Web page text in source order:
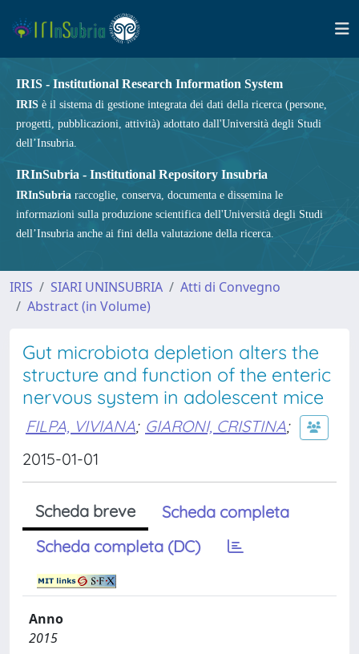
IRIS - Institutional Research Information System
IRIS è il sistema di gestione integrata dei dati della ricerca (persone,
progetti, pubblicazioni, attività) adottato dall'Università degli Studi
dell’Insubria.
IRInSubria - Institutional Repository Insubria
IRInSubria raccoglie, conserva, documenta e dissemina le
informazioni sulla produzione scientifica dell'Università degli Studi
dell’Insubria anche ai fini della valutazione della ricerca.
IRIS SIARI UNINSUBRIA
Atti di Convegno
Abstract (in Volume)
Gut microbiota depletion alters the
structure and function of the enteric
nervous system in adolescent mice
FILPA, VIVIANA; GIARONI, CRISTINA;
2015-01-01
Scheda breve
Scheda completa
Scheda completa (DC)
Anno
2015